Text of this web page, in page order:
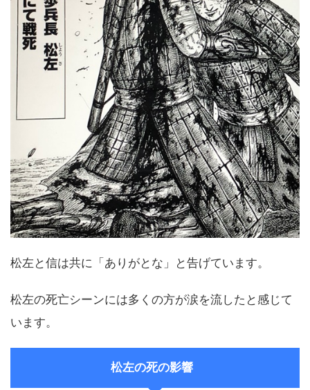
松左と信は共に「ありがとな」と告げています。
松左の死亡シーンには多くの方が涙を流したと感じて
います。
松左の死の影響